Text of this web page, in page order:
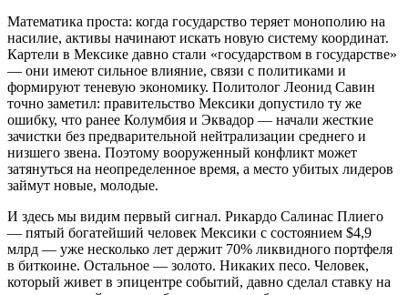
Математика проста: когда государство теряет монополию на
насилие, активы начинают искать новую систему координат.
Картели в Мексике давно стали «государством в государстве»
— они имеют сильное влияние, связи с политиками и
формируют теневую экономику. Политолог Леонид Савин
точно заметил: правительство Мексики допустило ту же
ошибку, что ранее Колумбия и Эквадор — начали жесткие
зачистки без предварительной нейтрализации среднего и
низшего звена. Поэтому вооруженный конфликт может
затянуться на неопределенное время, а место убитых лидеров
займут новые, молодые.
И здесь мы видим первый сигнал. Рикардо Салинас Плиего
— пятый богатейший человек Мексики с состоянием $4,9
млрд — уже несколько лет держит 70% ликвидного портфеля
в биткоине. Остальное — золото. Никаких песо. Человек,
который живет в эпицентре событий, давно сделал ставку на